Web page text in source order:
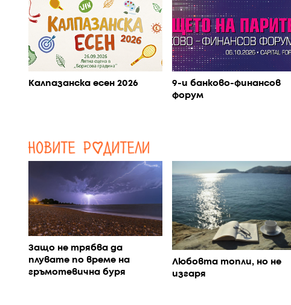
Калпазанска есен 2026
9-и банково-финансов
форум
Защо не трябва да
плувате по време на
гръмотевична буря
Любовта топли, но не
изгаря